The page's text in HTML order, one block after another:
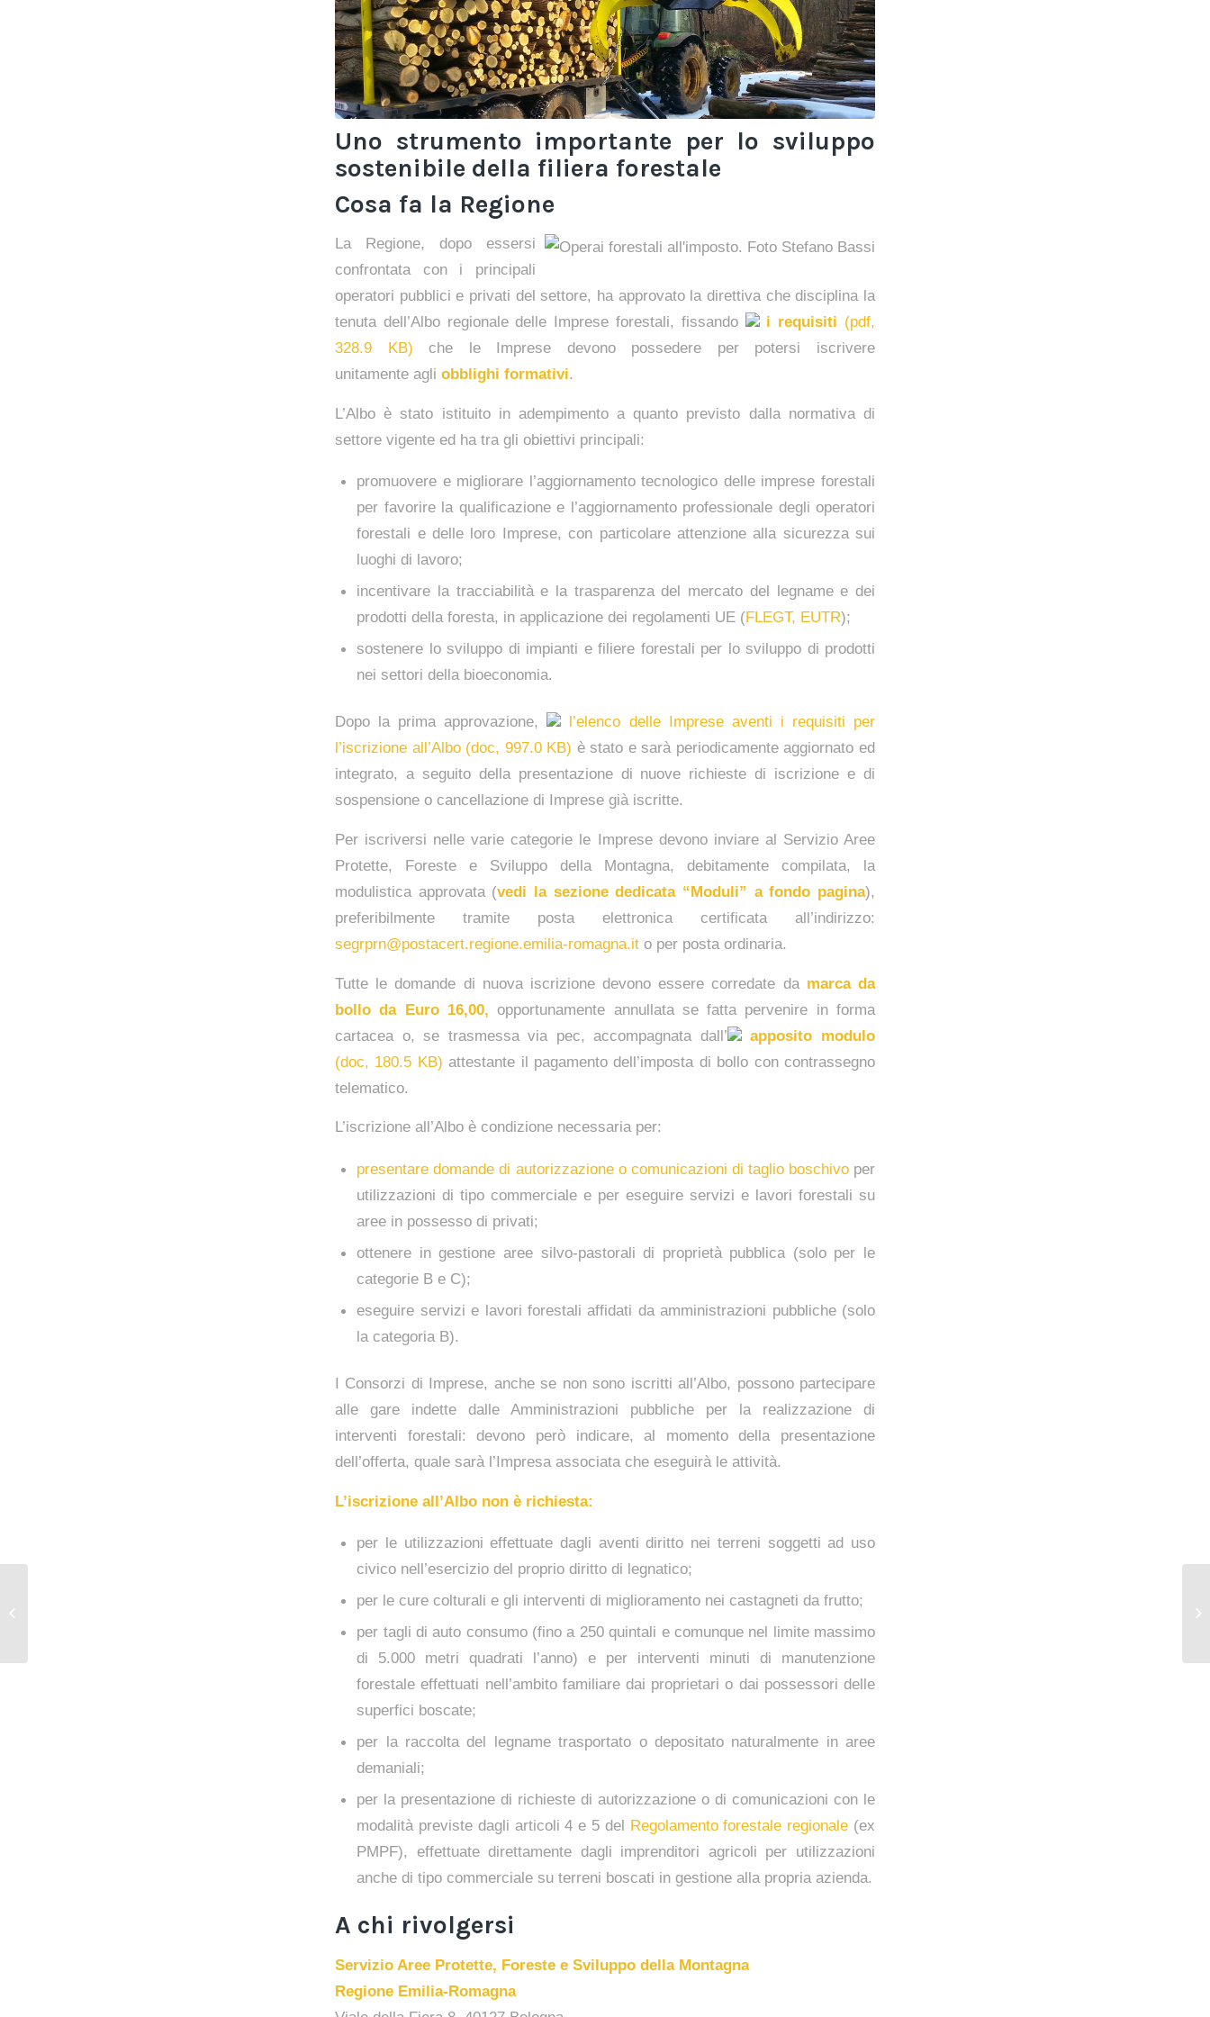
Uno strumento importante per lo sviluppo
sostenibile della filiera forestale
Cosa fa la Regione
La Regione, dopo essersi
confrontata con i principali
operatori pubblici e privati del settore, ha approvato la direttiva che disciplina la
tenuta dell’Albo regionale delle Imprese forestali, fissando
i requisiti (pdf,
328.9 KB) che le Imprese devono possedere per potersi iscrivere
unitamente agli obblighi formativi.
L’Albo è stato istituito in adempimento a quanto previsto dalla normativa di
settore vigente ed ha tra gli obiettivi principali:
promuovere e migliorare l’aggiornamento tecnologico delle imprese forestali
per favorire la qualificazione e l’aggiornamento professionale degli operatori
forestali e delle loro Imprese, con particolare attenzione alla sicurezza sui
luoghi di lavoro;
incentivare la tracciabilità e la trasparenza del mercato del legname e dei
prodotti della foresta, in applicazione dei regolamenti UE (FLEGT, EUTR);
sostenere lo sviluppo di impianti e filiere forestali per lo sviluppo di prodotti
nei settori della bioeconomia.
Dopo la prima approvazione,
l’elenco delle Imprese aventi i requisiti per
l’iscrizione all’Albo (doc, 997.0 KB) è stato e sarà periodicamente aggiornato ed
integrato, a seguito della presentazione di nuove richieste di iscrizione e di
sospensione o cancellazione di Imprese già iscritte.
Per iscriversi nelle varie categorie le Imprese devono inviare al Servizio Aree
Protette, Foreste e Sviluppo della Montagna, debitamente compilata, la
modulistica approvata (vedi la sezione dedicata “Moduli” a fondo pagina),
preferibilmente tramite posta elettronica certificata all’indirizzo:
segrprn@postacert.regione.emilia-romagna.it o per posta ordinaria.
Tutte le domande di nuova iscrizione devono essere corredate da marca da
bollo da Euro 16,00, opportunamente annullata se fatta pervenire in forma
cartacea o, se trasmessa via pec, accompagnata dall’
apposito modulo
(doc, 180.5 KB) attestante il pagamento dell’imposta di bollo con contrassegno
telematico.
L’iscrizione all’Albo è condizione necessaria per:
presentare domande di autorizzazione o comunicazioni di taglio boschivoper
utilizzazioni di tipo commerciale e per eseguire servizi e lavori forestali su
aree in possesso di privati;
ottenere in gestione aree silvo-pastorali di proprietà pubblica (solo per le
categorie B e C);
eseguire servizi e lavori forestali affidati da amministrazioni pubbliche (solo
la categoria B).
I Consorzi di Imprese, anche se non sono iscritti all’Albo, possono partecipare
alle gare indette dalle Amministrazioni pubbliche per la realizzazione di
interventi forestali: devono però indicare, al momento della presentazione
dell’offerta, quale sarà l’Impresa associata che eseguirà le attività.
L’iscrizione all’Albo non è richiesta:
per le utilizzazioni effettuate dagli aventi diritto nei terreni soggetti ad uso
civico nell’esercizio del proprio diritto di legnatico;
per le cure colturali e gli interventi di miglioramento nei castagneti da frutto;
per tagli di auto consumo (fino a 250 quintali e comunque nel limite massimo
di 5.000 metri quadrati l’anno) e per interventi minuti di manutenzione
forestale effettuati nell’ambito familiare dai proprietari o dai possessori delle
superfici boscate;
per la raccolta del legname trasportato o depositato naturalmente in aree
demaniali;
per la presentazione di richieste di autorizzazione o di comunicazioni con le
modalità previste dagli articoli 4 e 5 del Regolamento forestale regionale (ex
PMPF), effettuate direttamente dagli imprenditori agricoli per utilizzazioni
anche di tipo commerciale su terreni boscati in gestione alla propria azienda.
A chi rivolgersi
Servizio Aree Protette, Foreste e Sviluppo della Montagna
Regione Emilia-Romagna